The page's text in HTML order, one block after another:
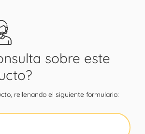
sobre este
rellenando el siguiente formulario: